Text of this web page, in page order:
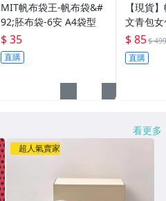
MIT帆布袋王-帆布袋&#
92;胚布袋-6安 A4袋型
$ 35
直購
【現貨
文青包
韓國文
店【
$ 85$ 499
直購
看更多
超人氣賣家